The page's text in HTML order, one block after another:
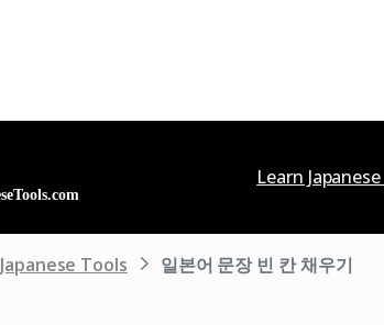
Learn Japanese
Japanese Tools 일본어 문장 빈 칸 채우기